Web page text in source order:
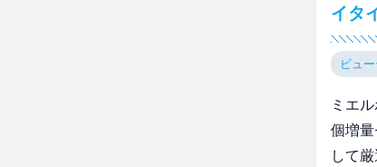
イタ
ビュ
ミエ
個増
して